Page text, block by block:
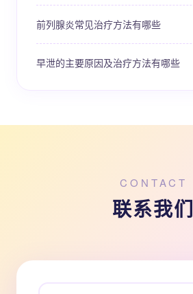
前列腺炎常见治疗方法有哪些
早泄的主要原因及治疗方法有哪些
CONTACT
联系我们